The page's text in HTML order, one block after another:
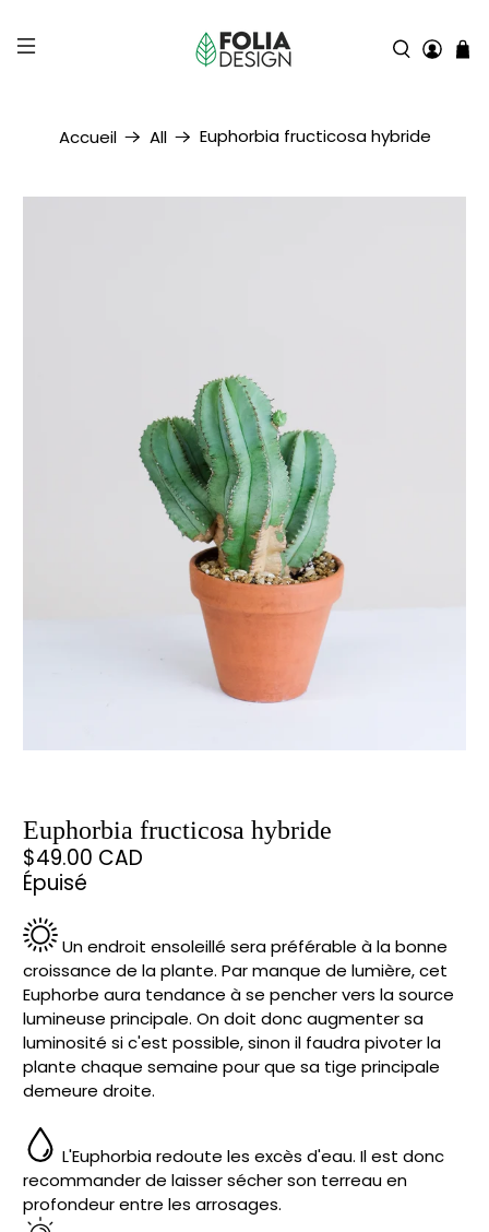
Accueil All Euphorbia fructicosa hybride
Euphorbia fructicosa hybride
$49.00 CAD
Épuisé
Un endroit ensoleillé sera préférable à la bonne
croissance de la plante. Par manque de lumière, cet
Euphorbe aura tendance à se pencher vers la source
lumineuse principale. On doit donc augmenter sa
luminosité si c'est possible, sinon il faudra pivoter la
plante chaque semaine pour que sa tige principale
demeure droite.
L'Euphorbia redoute les excès d'eau. Il est donc
recommander de laisser sécher son terreau en
profondeur entre les arrosages.